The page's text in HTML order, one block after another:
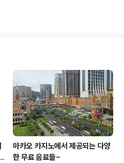
신분인것을 증명
해 드릴 곳은 그
은 이 푸드코트
방콕의 푸드코트
음식을 구입합니
크로 가지고 가면
이하게도 이곳은
마카오 카지노에서 제공되는 다양
한 무료 음료들~